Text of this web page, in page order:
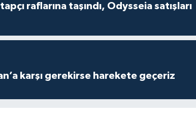
raflarına taşındı, Odysseia satışları
karşı gerekirse harekete geçeriz